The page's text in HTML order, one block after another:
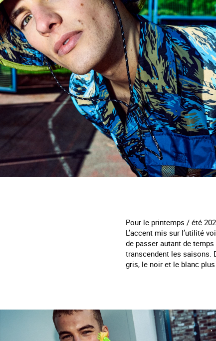
Pour le printemps / été
L’accent mis sur l’utilité
de passer autant de
transcendent les saisons.
gris, le noir et le blanc